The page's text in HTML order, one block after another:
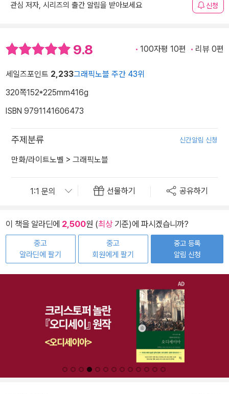
관심 저자, 시리즈의 출간 알림을 받아보세요 신청
9.8 100자평 10편 리뷰 0편
세일즈포인트 2,233그래픽노블 주간 43위
320쪽152*225mm416g
ISBN 9791141606473
주제분류 신간알림 신청
만화/라이트노벨 > 그래픽노블
선물하기 공유하기
이 책을 알라딘에 2,500원 (최상기준)에 파시겠습니까?
중고
알라딘에 팔기
중고
회원에게 팔기
중고 등록
알림 신청